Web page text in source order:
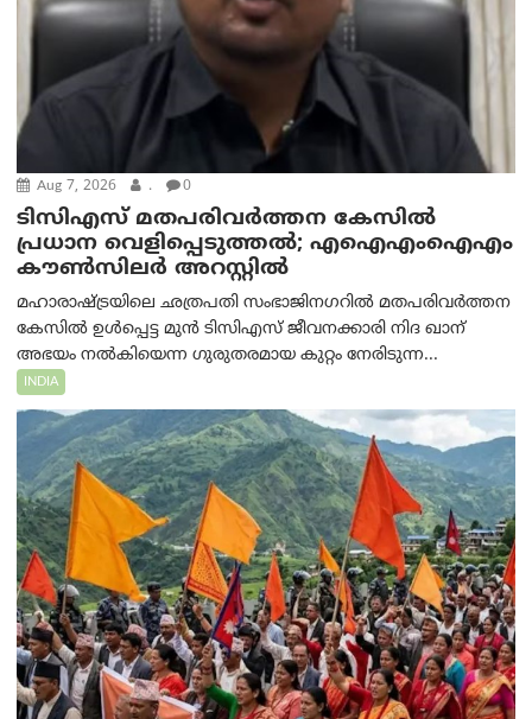
Aug 7, 2026 . 0
ടിസിഎസ് മതപരിവർത്തന കേസിൽ
പ്രധാന വെളിപ്പെടുത്തൽ; എഐഎംഐഎം
കൗൺസിലർ അറസ്റ്റിൽ
മഹാരാഷ്ട്രയിലെ ഛത്രപതി സംഭാജിനഗറിൽ മതപരിവർത്തന
കേസിൽ ഉൾപ്പെട്ട മുൻ ടിസിഎസ് ജീവനക്കാരി നിദ ഖാന്
അഭയം നൽകിയെന്ന ഗുരുതരമായ കുറ്റം നേരിടുന്ന...
INDIA